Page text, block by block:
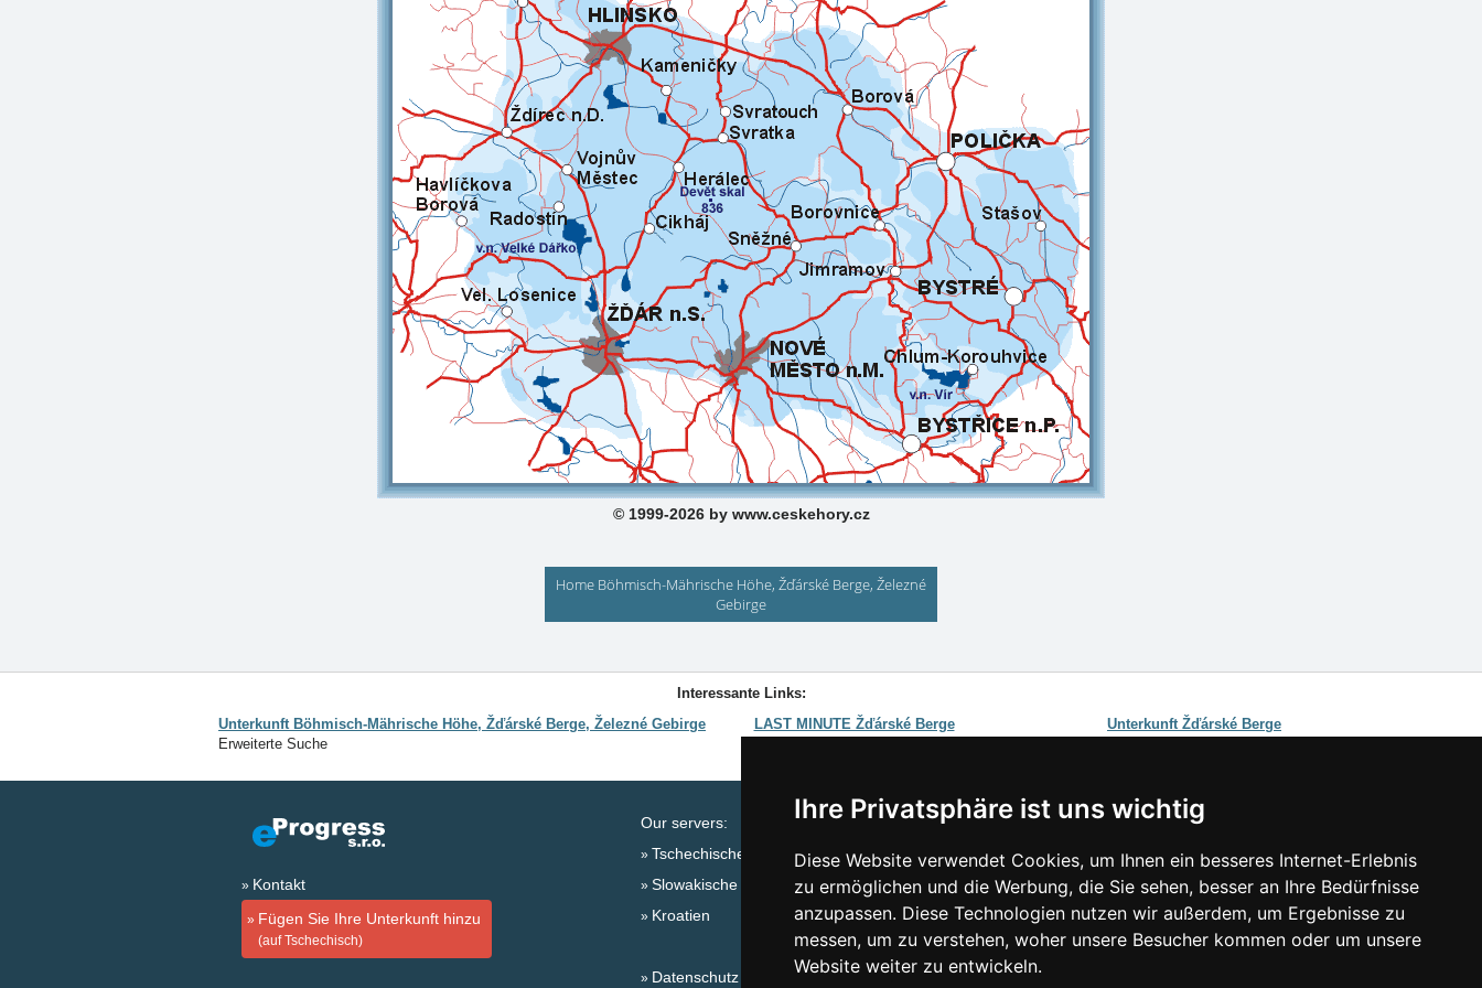
Ihre Privatsphäre ist uns wichtig
Diese Website verwendet Cookies, um Ihnen ein besseres Internet-Erlebnis
zu ermöglichen und die Werbung, die Sie sehen, besser an Ihre Bedürfnisse
anzupassen. Diese Technologien nutzen wir außerdem, um Ergebnisse zu
messen, um zu verstehen, woher unsere Besucher kommen oder um unsere
Website weiter zu entwickeln.
© 1999-2026 by www.ceskehory.cz
Home Böhmisch-Mährische Höhe, Žďárské Berge, Železné
Gebirge
Interessante Links:
Unterkunft Böhmisch-Mährische Höhe, Žďárské Berge, Železné Gebirge
Erweiterte Suche
LAST MINUTE Žďárské Berge
Unterkunft Žďárské Berge
Kontakt
Fügen Sie Ihre Unterkunft hinzu
(auf Tschechisch)
Our servers:
Tschechische Gebirge
Slowakische Gebirge
Kroatien
Datenschutz
Verzeichnis der Unterkunft
Lastminute Böhmisch-Mährische Höhe
Saisonlinks:
Silvester Böhmisch-Mährische Höhe
Silvester im Gebirge 2025/26
Schneehöhen